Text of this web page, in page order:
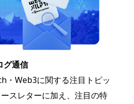
グ通信
・Web3に関する注目トピッ
スレターに加え、注目の特